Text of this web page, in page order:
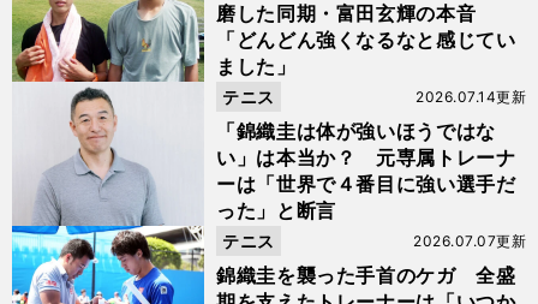
磨した同期・富田玄輝の本音
「どんどん強くなるなと感じてい
ました」
「錦織圭は体が強いほうではな
い」は本当か？ 元専属トレーナ
ーは「世界で４番目に強い選手だ
った」と断言
2026.07.14更新
テニス
錦織圭を襲った手首のケガ 全盛
2026.07.07更新
テニス